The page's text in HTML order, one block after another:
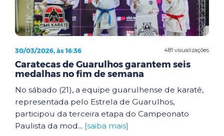
481 visualizações
30/03/2026, às 16:36
Caratecas de Guarulhos garantem seis
medalhas no fim de semana
No sábado (21), a equipe guarulhense de karatê,
representada pelo Estrela de Guarulhos,
participou da terceira etapa do Campeonato
Paulista da mod... [saiba mais]